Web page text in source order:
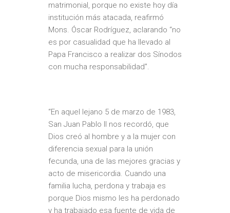
matrimonial, porque no existe hoy día
institución más atacada, reafirmó
Mons. Óscar Rodríguez, aclarando “no
es por casualidad que ha llevado al
Papa Francisco a realizar dos Sínodos
con mucha responsabilidad”.
“En aquel lejano 5 de marzo de 1983,
San Juan Pablo II nos recordó, que
Dios creó al hombre y a la mujer con
diferencia sexual para la unión
fecunda, una de las mejores gracias y
acto de misericordia. Cuando una
familia lucha, perdona y trabaja es
porque Dios mismo les ha perdonado
y ha trabajado esa fuente de vida de